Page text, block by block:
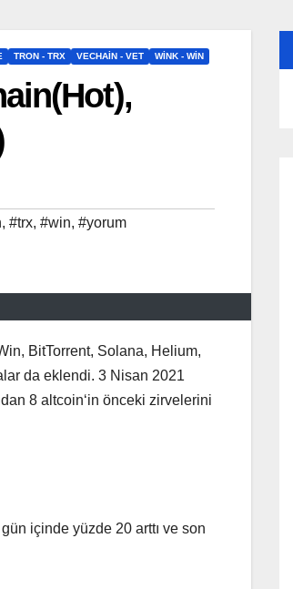
TRON - TRX VECHAIN - VET WINK - WIN
, #trx, #win, #yorum
BitTorrent, Solana, Helium,
da eklendi. 3 Nisan 2021
8 altcoin‘in önceki zirvelerini
içinde yüzde 20 arttı ve son